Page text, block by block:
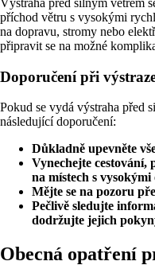
Výstraha před silným větrem
příchod větru s vysokými
na dopravu, stromy nebo
připravit se na možné
Doporučení při
Pokud se vydá výstraha před
následující doporučení:
Důkladně upevněte
Vynechejte cestování,
na místech s
Mějte se na pozoru
Pečlivě sledujte
dodržujte jejich
Obecná opatření